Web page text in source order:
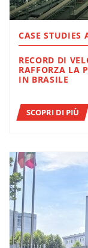
CASE STUDIES
RECORD DI
RAFFORZA LA
IN BRASILE
SCOPRI DI PIÙ